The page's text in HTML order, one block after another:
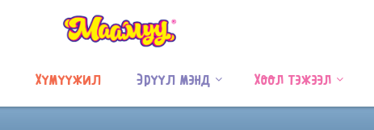
Хүмүүжил Эрүүл мэнд Хоол тэжээл